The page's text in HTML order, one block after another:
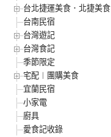
台北捷運美食．北捷美食
台南民宿
台灣遊記
台灣食記
季節限定
宅配︱團購美食
宜蘭民宿
小家電
廚具
愛食記收錄